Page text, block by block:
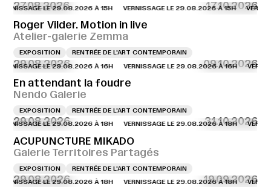
27.08.2026 17.10.2026
LE 29.08.2026 À 15H VERNISSAGE LE 29.08.2026 À 15H
Roger Vilder. Motion in live
Atelier-galerie Zemma
EXPOSITION RENTRÉE DE L'ART CONTEMPORAIN
29.08.2026 09.10.2026
LE 29.08.2026 À 16H VERNISSAGE LE 29.08.2026 À 16H
En attendant la foudre
Nendo Galerie
EXPOSITION RENTRÉE DE L'ART CONTEMPORAIN
29.08.2026 31.10.2026
LE 29.08.2026 À 18H VERNISSAGE LE 29.08.2026 À 18H
ACUPUNCTURE MIKADO
Galerie Territoires Partagés
EXPOSITION RENTRÉE DE L'ART CONTEMPORAIN
29.08.2026 19.09.2026
LE 29.08.2026 À 18H VERNISSAGE LE 29.08.2026 À 18H